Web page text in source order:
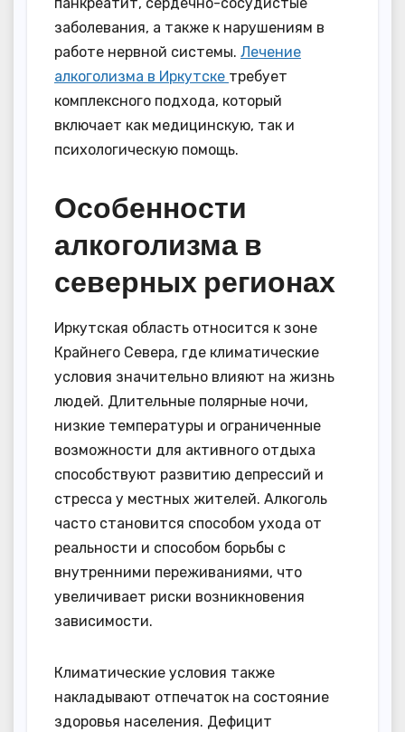
заболевания, а также к нарушениям в
работе нервной системы. Лечение
алкоголизма в Иркутске требует
комплексного подхода, который
включает как медицинскую, так и
психологическую помощь.
Особенности
алкоголизма в
северных регионах
Иркутская область относится к зоне
Крайнего Севера, где климатические
условия значительно влияют на жизнь
людей. Длительные полярные ночи,
низкие температуры и ограниченные
возможности для активного отдыха
способствуют развитию депрессий и
стресса у местных жителей. Алкоголь
часто становится способом ухода от
реальности и способом борьбы с
внутренними переживаниями, что
увеличивает риски возникновения
зависимости.
Климатические условия также
накладывают отпечаток на состояние
здоровья населения. Дефицит